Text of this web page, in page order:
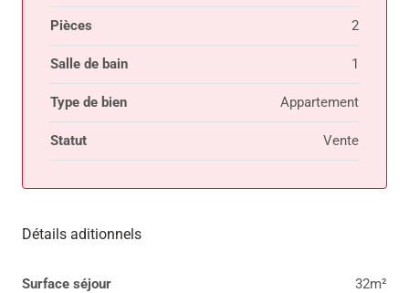
Pièces 2
Salle de bain 1
Type de bien Appartement
Statut Vente
Détails aditionnels
Surface séjour 32m²